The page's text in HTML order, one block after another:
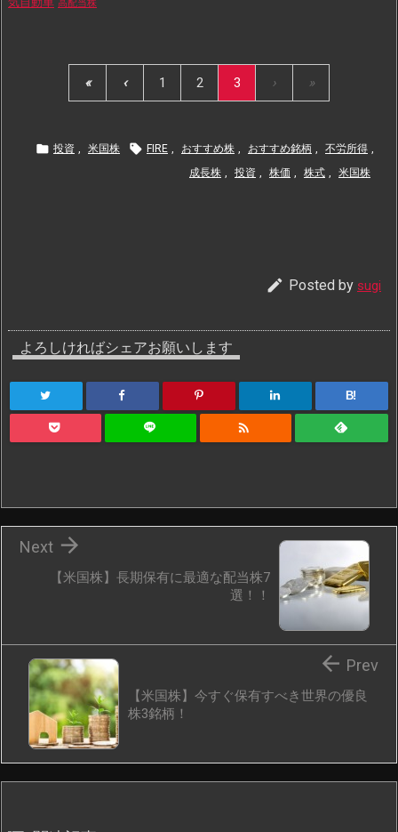
高配当株
« ‹ 1 2 3 › »
 投資 , 米国株  FIRE , おすすめ株 , おすすめ銘柄 , 不労所得 ,
成長株 , 投資 , 株価 , 株式 , 米国株
 Posted by sugi
よろしければシェアお願いします
B!

【米国株】長期保有に最適な配当株7
選！！

Next
【米国株】今すぐ保有すべき世界の優良
株3銘柄！
 Prev